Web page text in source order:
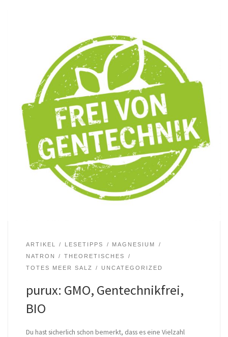
ARTIKEL LESETIPPS
MAGNESIUM
NATRON
THEORETISCHES
TOTES MEER SALZ
UNCATEGORIZED
purux: GMO, Gentechnikfrei,
BIO
Du hast sicherlich schon bemerkt, dass es eine Vielzahl